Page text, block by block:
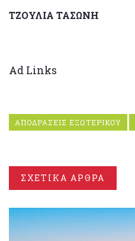
ΤΖΟΥΛΙΑ ΤΑΣΩΝΗ
Ad Links
ΑΠΟΔΡΑΣΕΙΣ ΕΞΩΤΕΡΙΚΟΥ
ΣΧΕΤΙΚΑ ΑΡΘΡΑ